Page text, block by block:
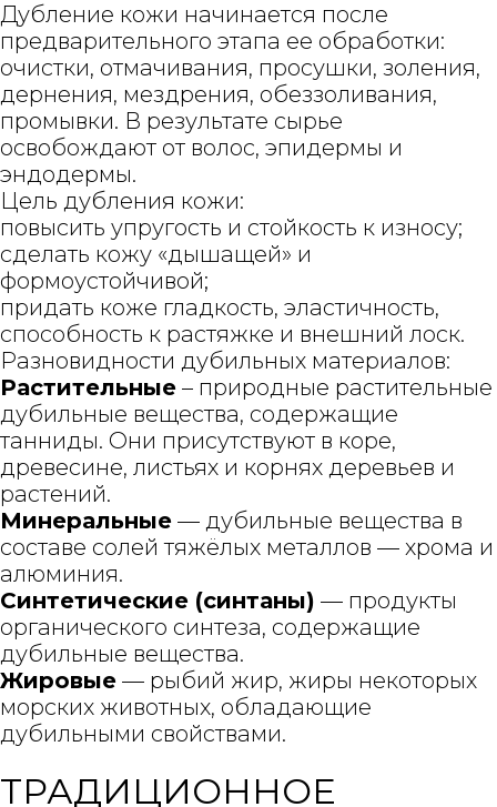
Дубление кожи начинается после
предварительного этапа ее обработки:
очистки, отмачивания, просушки, золения,
дернения, мездрения, обеззоливания,
промывки. В результате сырье
освобождают от волос, эпидермы и
эндодермы.
Цель дубления кожи:
повысить упругость и стойкость к износу;
сделать кожу «дышащей» и
формоустойчивой;
придать коже гладкость, эластичность,
способность к растяжке и внешний лоск.
Разновидности дубильных материалов:
Растительные – природные растительные
дубильные вещества, содержащие
танниды. Они присутствуют в коре,
древесине, листьях и корнях деревьев и
растений.
Минеральные — дубильные вещества в
составе солей тяжёлых металлов — хрома и
алюминия.
Синтетические (синтаны) — продукты
органического синтеза, содержащие
дубильные вещества.
Жировые — рыбий жир, жиры некоторых
морских животных, обладающие
дубильными свойствами.
ТРАДИЦИОННОЕ